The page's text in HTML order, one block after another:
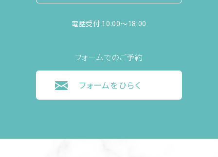
電話受付 10:00〜18:00
フォームでのご予約
フォームをひらく